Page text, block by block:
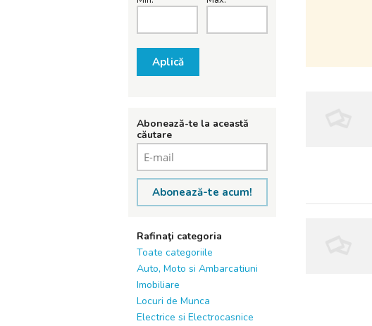
Aplică
Abonează-te la această
căutare
Abonează-te acum!
Rafinaţi categoria
Toate categoriile
Auto, Moto si Ambarcatiuni
Imobiliare
Locuri de Munca
Electrice si Electrocasnice